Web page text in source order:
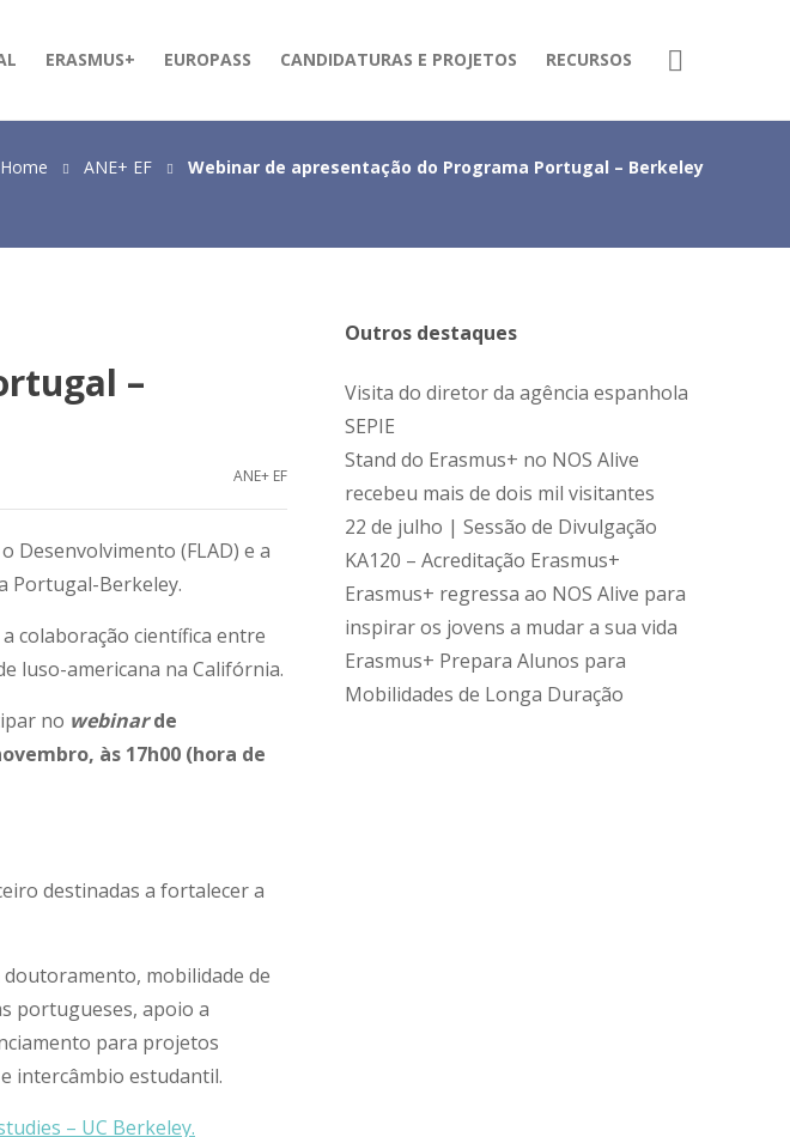
ERASMUS+ EUROPASS CANDIDATURAS E PROJETOS RECURSOS
Home ANE+ EF Webinar de apresentação do Programa Portugal – Berkeley
–
ANE+ EF
Desenvolvimento (FLAD) e a
Portugal-Berkeley.
colaboração científica entre
luso-americana na Califórnia.
no webinarde
às 17h00 (hora de
destinadas a fortalecer a
mobilidade de
portugueses, apoio a
para projetos
intercâmbio estudantil.
– UC Berkeley.
Outros destaques
Visita do diretor da agência espanhola
SEPIE
Stand do Erasmus+ no NOS Alive
recebeu mais de dois mil visitantes
22 de julho | Sessão de Divulgação
KA120 – Acreditação Erasmus+
Erasmus+ regressa ao NOS Alive para
inspirar os jovens a mudar a sua vida
Erasmus+ Prepara Alunos para
Mobilidades de Longa Duração